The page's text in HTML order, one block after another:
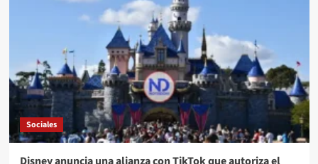
Sociales
Disney anuncia una alianza con TikTok que autoriza el